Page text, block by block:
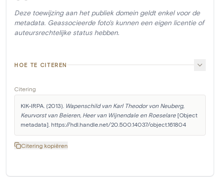
Deze toewijzing aan het publiek domein geldt enkel voor de
metadata. Geassocieerde foto's kunnen een eigen licentie of
auteursrechtelijke status hebben.
HOE TE CITEREN
Citering
KIK-IRPA. (2013). Wapenschild van Karl Theodor von Neuberg,
Keurvorst van Beieren, Heer van Wijnendale en Roeselare [Object
metadata]. https://hdl.handle.net/20.500.14037/object.161804
Citering kopiëren